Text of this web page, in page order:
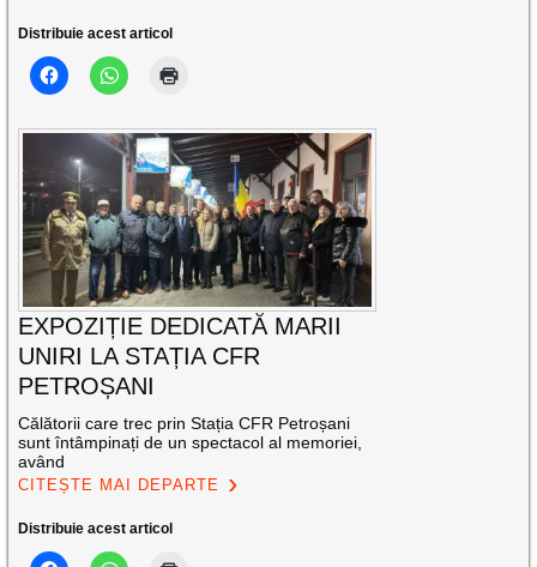
Distribuie acest articol
EXPOZIȚIE DEDICATĂ MARII
UNIRI LA STAȚIA CFR
PETROȘANI
Călătorii care trec prin Stația CFR Petroșani
sunt întâmpinați de un spectacol al memoriei,
având
CITEȘTE MAI DEPARTE
Distribuie acest articol